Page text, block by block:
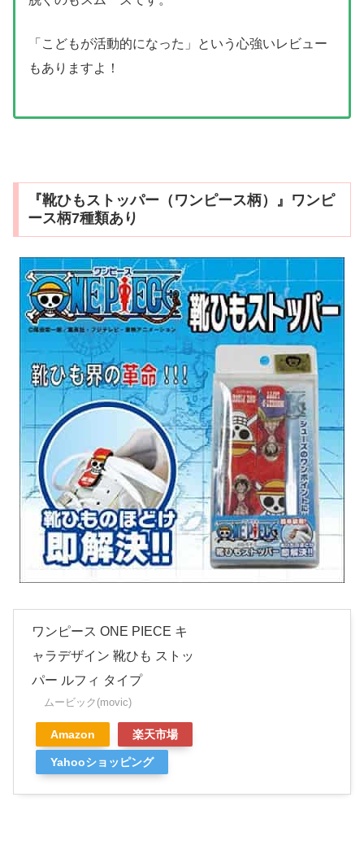
「こどもが活動的になった」という心強いレビュー
もありますよ！
『靴ひもストッパー（ワンピース柄）』ワンピ
ース柄7種類あり
ワンピース ONE PIECE キ
ャラデザイン 靴ひも ストッ
パー ルフィ タイプ
ムービック(movic)
Amazon 楽天市場
Yahooショッピング